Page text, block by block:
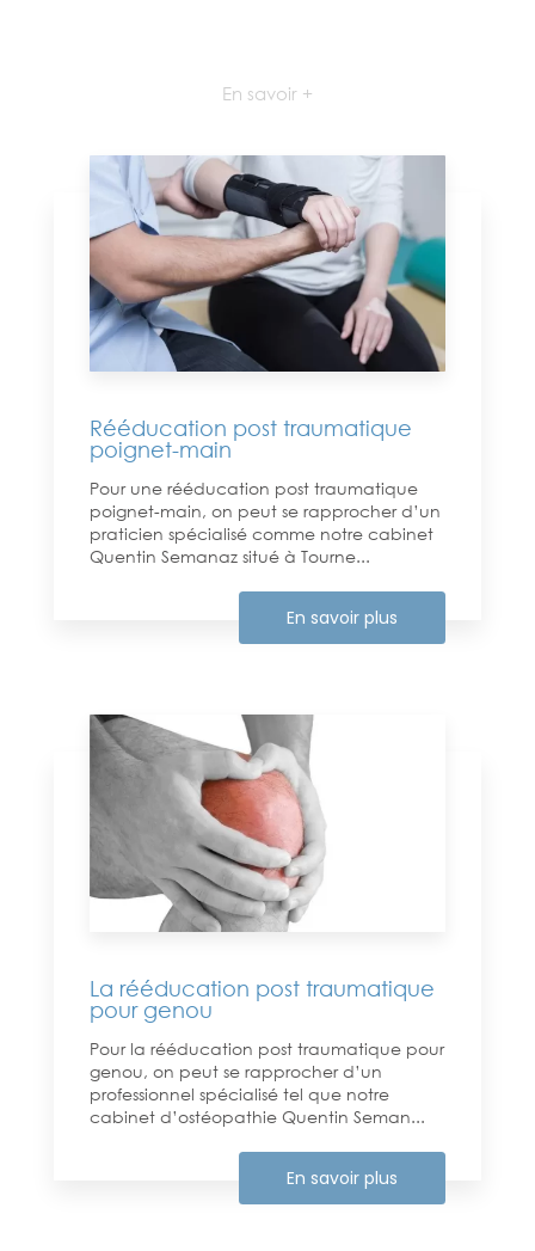
En savoir +
Rééducation post traumatique
poignet-main
Pour une rééducation post traumatique
poignet-main, on peut se rapprocher d’un
praticien spécialisé comme notre cabinet
Quentin Semanaz situé à Tourne...
En savoir plus
La rééducation post traumatique
pour genou
Pour la rééducation post traumatique pour
genou, on peut se rapprocher d’un
professionnel spécialisé tel que notre
cabinet d’ostéopathie Quentin Seman...
En savoir plus